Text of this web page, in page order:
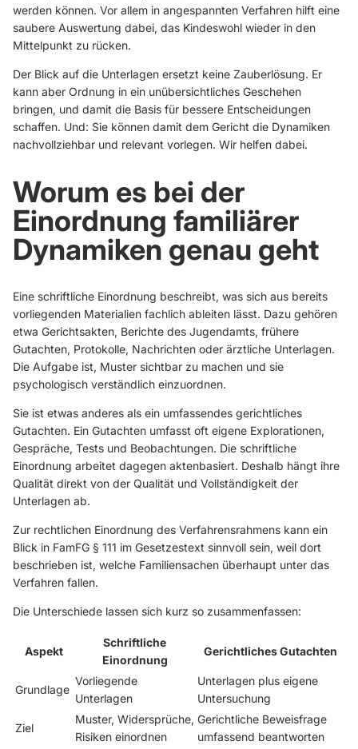
werden können. Vor allem in angespannten Verfahren hilft eine
saubere Auswertung dabei, das Kindeswohl wieder in den
Mittelpunkt zu rücken.
Der Blick auf die Unterlagen ersetzt keine Zauberlösung. Er
kann aber Ordnung in ein unübersichtliches Geschehen
bringen, und damit die Basis für bessere Entscheidungen
schaffen. Und: Sie können damit dem Gericht die Dynamiken
nachvollziehbar und relevant vorlegen. Wir helfen dabei.
Worum es bei der
Einordnung familiärer
Dynamiken genau geht
Eine schriftliche Einordnung beschreibt, was sich aus bereits
vorliegenden Materialien fachlich ableiten lässt. Dazu gehören
etwa Gerichtsakten, Berichte des Jugendamts, frühere
Gutachten, Protokolle, Nachrichten oder ärztliche Unterlagen.
Die Aufgabe ist, Muster sichtbar zu machen und sie
psychologisch verständlich einzuordnen.
Sie ist etwas anderes als ein umfassendes gerichtliches
Gutachten. Ein Gutachten umfasst oft eigene Explorationen,
Gespräche, Tests und Beobachtungen. Die schriftliche
Einordnung arbeitet dagegen aktenbasiert. Deshalb hängt ihre
Qualität direkt von der Qualität und Vollständigkeit der
Unterlagen ab.
Zur rechtlichen Einordnung des Verfahrensrahmens kann ein
Blick in FamFG § 111 im Gesetzestext sinnvoll sein, weil dort
beschrieben ist, welche Familiensachen überhaupt unter das
Verfahren fallen.
Die Unterschiede lassen sich kurz so zusammenfassen:
Aspekt
Schriftliche
Einordnung
Gerichtliches Gutachten
Grundlage
Vorliegende
Unterlagen
Unterlagen plus eigene
Untersuchung
Ziel
Muster, Widersprüche,
Risiken einordnen
Gerichtliche Beweisfrage
umfassend beantworten